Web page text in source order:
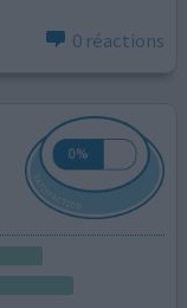
0 réactions